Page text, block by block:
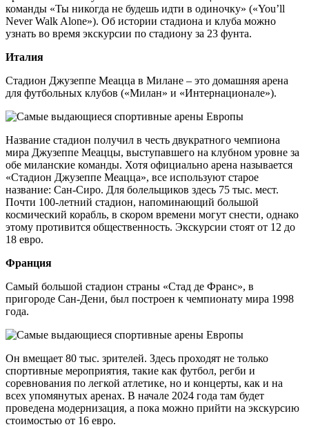
команды «Ты никогда не будешь идти в одиночку» («You’ll
Never Walk Alone»). Об истории стадиона и клуба можно
узнать во время экскурсии по стадиону за 23 фунта.
Италия
Стадион Джузеппе Меацца в Милане – это домашняя арена
для футбольных клубов («Милан» и «Интернационале»).
Название стадион получил в честь двукратного чемпиона
мира Джузеппе Меаццы, выступавшего на клубном уровне за
обе миланские команды. Хотя официально арена называется
«Стадион Джузеппе Меацца», все используют старое
название: Сан-Сиро. Для болельщиков здесь 75 тыс. мест.
Почти 100-летний стадион, напоминающий большой
космический корабль, в скором времени могут снести, однако
этому противится общественность. Экскурсии стоят от 12 до
18 евро.
Франция
Самый большой стадион страны «Стад де Франс», в
пригороде Сан-Дени, был построен к чемпионату мира 1998
года.
Он вмещает 80 тыс. зрителей. Здесь проходят не только
спортивные мероприятия, такие как футбол, регби и
соревнования по легкой атлетике, но и концерты, как и на
всех упомянутых аренах. В начале 2024 года там будет
проведена модернизация, а пока можно прийти на экскурсию
стоимостью от 16 евро.